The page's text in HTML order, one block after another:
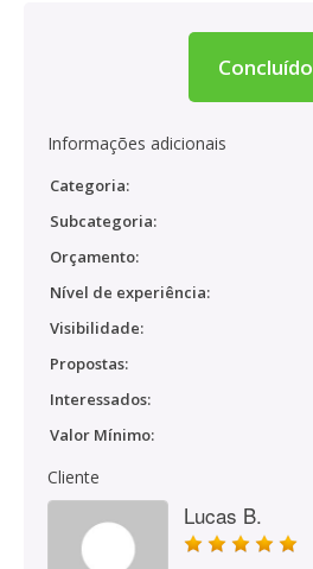
Concluído
Informações adicionais
Categoria:
Subcategoria:
Orçamento:
Nível de experiência:
Visibilidade:
Propostas:
Interessados:
Valor Mínimo:
Cliente
Lucas B.